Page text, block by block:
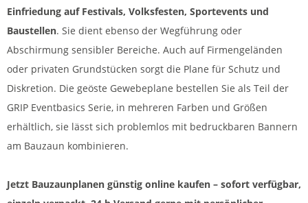
Einfriedung auf Festivals, Volksfesten, Sportevents und
Baustellen. Sie dient ebenso der Wegführung oder
Abschirmung sensibler Bereiche. Auch auf Firmengeländen
oder privaten Grundstücken sorgt die Plane für Schutz und
Diskretion. Die geöste Gewebeplane bestellen Sie als Teil der
GRIP Eventbasics Serie, in mehreren Farben und Größen
erhältlich, sie lässt sich problemlos mit bedruckbaren Bannern
am Bauzaun kombinieren.
Jetzt Bauzaunplanen günstig online kaufen – sofort verfügbar,